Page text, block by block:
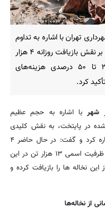
تهران با اشاره به تداوم
سیاست‌های حفاظت از محیط‌زیست، بر نقش بازیافت روزانه ۴ هزار
تن ضایعات عمرانی در کاهش ۳۰ تا ۵۰ درصدی هزینه‌های
کرد.
شهربا اشاره به حجم عظیم
در پایتخت، به نقش کلیدی
مجتمع آبعلی در مدیریت این منابع اشاره کرد و گفت: در حال حاضر ۴
کارخانه مدرن استحصال شن و ماسه با ظرفیت اسمی ۱۳ هزار تن در این
که روزانه ۴ هزار تن از این نخاله ها را بازیافت کرده و
از نخاله‌ها